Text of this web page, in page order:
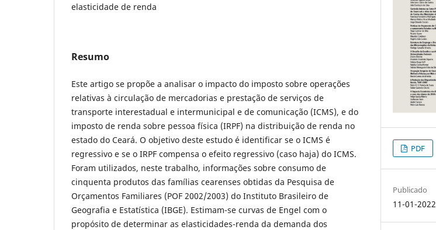
elasticidade de renda
Resumo
Este artigo se propõe a analisar o impacto do imposto sobre operações
relativas à circulação de mercadorias e prestação de serviços de
transporte interestadual e intermunicipal e de comunicação (ICMS), e do
imposto de renda sobre pessoa física (IRPF) na distribuição de renda no
estado do Ceará. O objetivo deste estudo é identificar se o ICMS é
regressivo e se o IRPF compensa o efeito regressivo (caso haja) do ICMS.
Foram utilizados, neste trabalho, informações sobre consumo de
cinquenta produtos das famílias cearenses obtidas da Pesquisa de
Orçamentos Familiares (POF 2002/2003) do Instituto Brasileiro de
Geografia e Estatística (IBGE). Estimam-se curvas de Engel com o
propósito de determinar as elasticidades-renda da demanda dos
PDF
Publicado
11-01-2022